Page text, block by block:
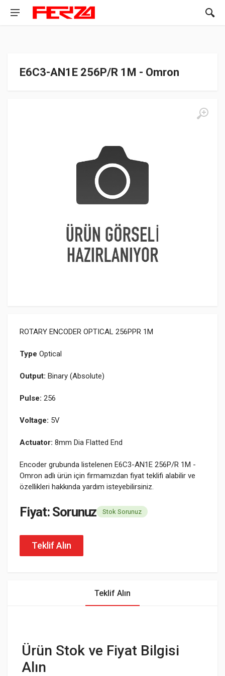
E6C3-AN1E 256P/R 1M - Omron
ROTARY ENCODER OPTICAL 256PPR 1M
Type Optical
Output: Binary (Absolute)
Pulse: 256
Voltage: 5V
Actuator: 8mm Dia Flatted End
Encoder grubunda listelenen E6C3-AN1E 256P/R 1M -
Omron adlı ürün için firmamızdan fiyat teklifi alabilir ve
özellikleri hakkında yardım isteyebilirsiniz.
Fiyat: Sorunuz Stok Sorunuz
Teklif Alın
Teklif Alın
Ürün Stok ve Fiyat Bilgisi
Alın